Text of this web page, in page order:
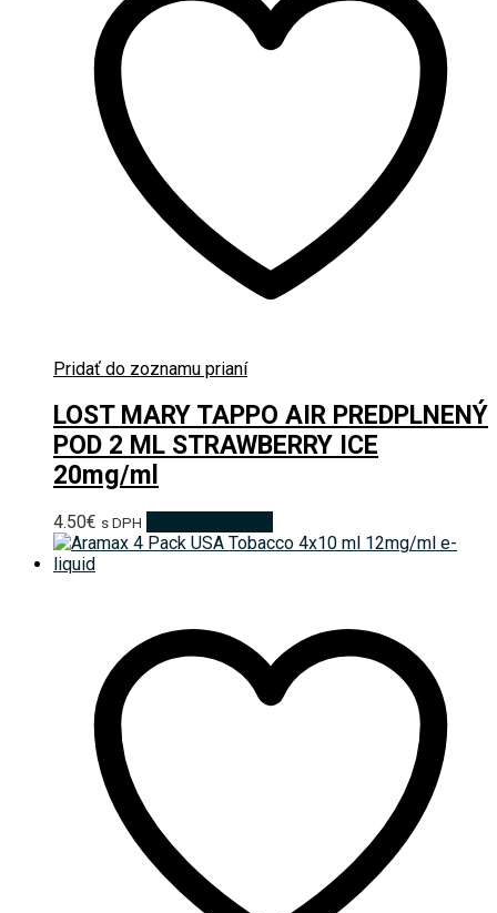
Pridať do zoznamu prianí
LOST MARY TAPPO AIR PREDPLNENÝ
POD 2 ML STRAWBERRY ICE
20mg/ml
4.50€ s DPH